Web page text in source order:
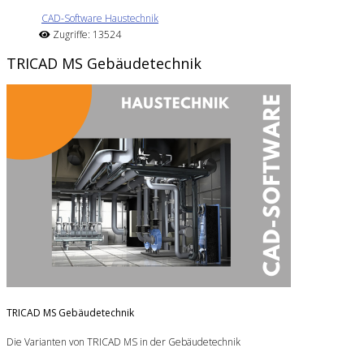
CAD-Software Haustechnik
Zugriffe: 13524
TRICAD MS Gebäudetechnik
TRICAD MS Gebäudetechnik
Die Varianten von TRICAD MS in der Gebäudetechnik